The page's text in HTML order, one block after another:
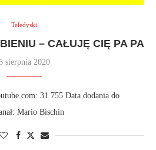
Teledyski
– CAŁUJĘ CIĘ PA PA
5 sierpnia 2020
31 755 Data dodania do
Mario Bischin